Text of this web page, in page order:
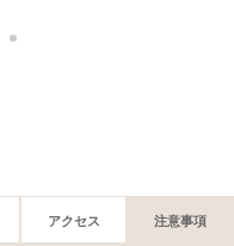
4
アクセス 注意事項